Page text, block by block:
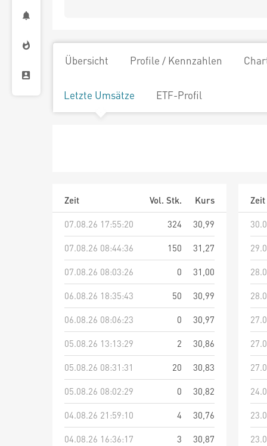
Übersicht Profile / Kennzahlen
Letzte Umsätze ETF-Profil
Zeit Vol. Stk.
Kurs
07.08.26 17:55:20
324
30,99
07.08.26 08:44:36
150
31,27
07.08.26 08:03:26
0
31,00
06.08.26 18:35:43
50
30,99
06.08.26 08:06:23
0
30,97
05.08.26 13:13:29
2
30,86
05.08.26 08:31:31
20
30,83
05.08.26 08:02:29
0
30,82
04.08.26 21:59:10
4
30,76
04.08.26 16:36:17
3
30,87
Zeit